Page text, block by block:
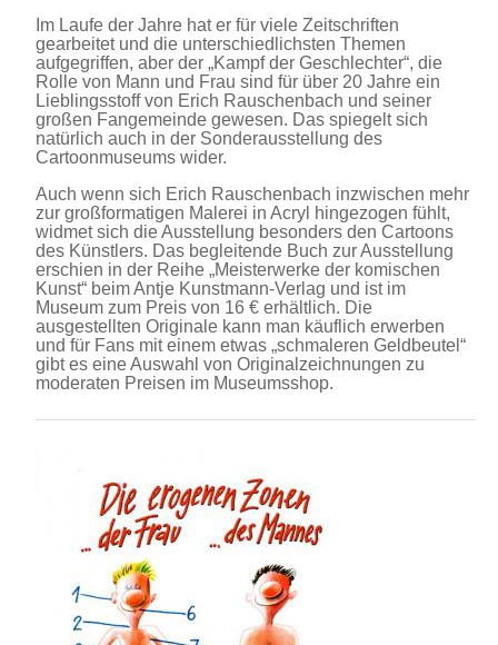
Im Laufe der Jahre hat er für viele Zeitschriften
gearbeitet und die unterschiedlichsten Themen
aufgegriffen, aber der „Kampf der Geschlechter“, die
Rolle von Mann und Frau sind für über 20 Jahre ein
Lieblingsstoff von Erich Rauschenbach und seiner
großen Fangemeinde gewesen. Das spiegelt sich
natürlich auch in der Sonderausstellung des
Cartoonmuseums wider.
Auch wenn sich Erich Rauschenbach inzwischen mehr
zur großformatigen Malerei in Acryl hingezogen fühlt,
widmet sich die Ausstellung besonders den Cartoons
des Künstlers. Das begleitende Buch zur Ausstellung
erschien in der Reihe „Meisterwerke der komischen
Kunst“ beim Antje Kunstmann-Verlag und ist im
Museum zum Preis von 16 € erhältlich. Die
ausgestellten Originale kann man käuflich erwerben
und für Fans mit einem etwas „schmaleren Geldbeutel“
gibt es eine Auswahl von Originalzeichnungen zu
moderaten Preisen im Museumsshop.